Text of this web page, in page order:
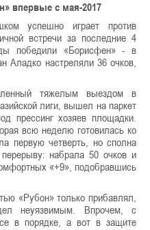
впервые с мая-2017
успешно играет против
встречи за последние 4
победили «Борисфен» - в
Аладко настреляли 36 очков,
тяжелым выездом в
лиги, вышел на паркет
прессинг хозяев площадки.
всю неделю готовилась ко
первую четверть, но сполна
набрала 50 очков и
«+9», подобравшись
«Рубон» только прибавлял,
неуязвимым. Впрочем, с
в порядке, а вот в защите